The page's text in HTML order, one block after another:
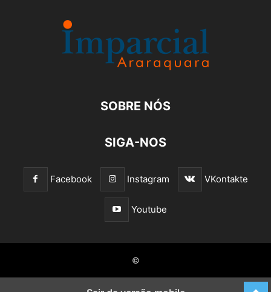
SOBRE NÓS
SIGA-NOS
Facebook Instagram VKontakte
Youtube
©